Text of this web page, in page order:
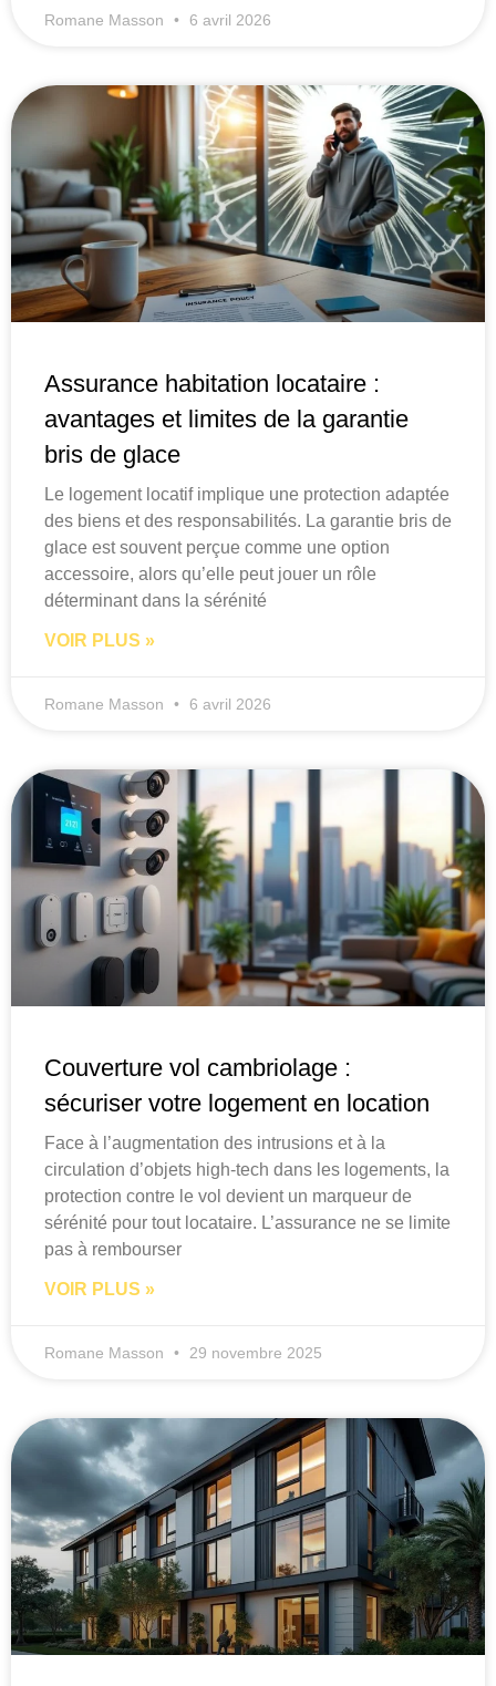
Romane Masson 6 avril 2026
Assurance habitation locataire :
avantages et limites de la garantie
bris de glace
Le logement locatif implique une protection adaptée
des biens et des responsabilités. La garantie bris de
glace est souvent perçue comme une option
accessoire, alors qu’elle peut jouer un rôle
déterminant dans la sérénité
VOIR PLUS »
Romane Masson 6 avril 2026
Couverture vol cambriolage :
sécuriser votre logement en location
Face à l’augmentation des intrusions et à la
circulation d’objets high-tech dans les logements, la
protection contre le vol devient un marqueur de
sérénité pour tout locataire. L’assurance ne se limite
pas à rembourser
VOIR PLUS »
Romane Masson 29 novembre 2025